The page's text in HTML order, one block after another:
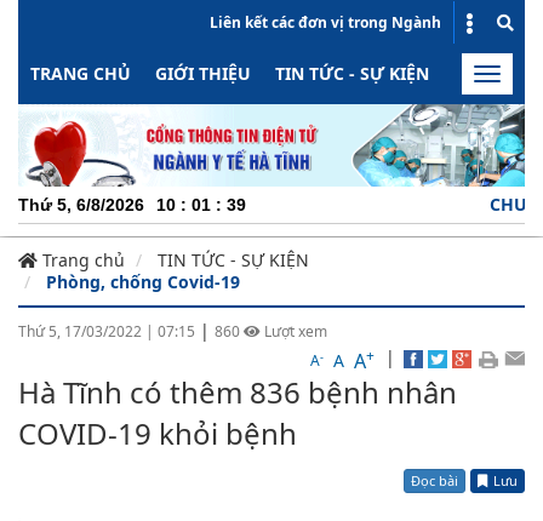
Liên kết các đơn vị trong Ngành
TRANG CHỦ GIỚI THIỆU TIN TỨC - SỰ KIỆN HOẠT
Toggle
Thứ 5, 6/8/2026 10 : 01 : 39 CHUYÊN
Trang chủ
TIN TỨC - SỰ KIỆN
Phòng, chống Covid-19
Thứ 5, 17/03/2022 | 07:15 | 860
Lượt xem
A- A A+ |
Hà Tĩnh có thêm 836 bệnh nhân
COVID-19 khỏi bệnh
Đọc bài Lưu